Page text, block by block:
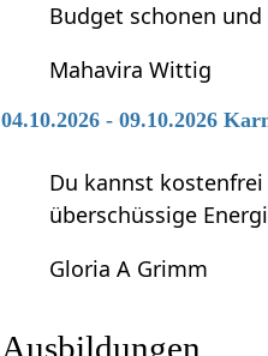
Budget schonen
Mahavira Wittig
04.10.2026 - 09.10.2026
Du kannst
überschüssige
Gloria A Grimm
Ausbildungen